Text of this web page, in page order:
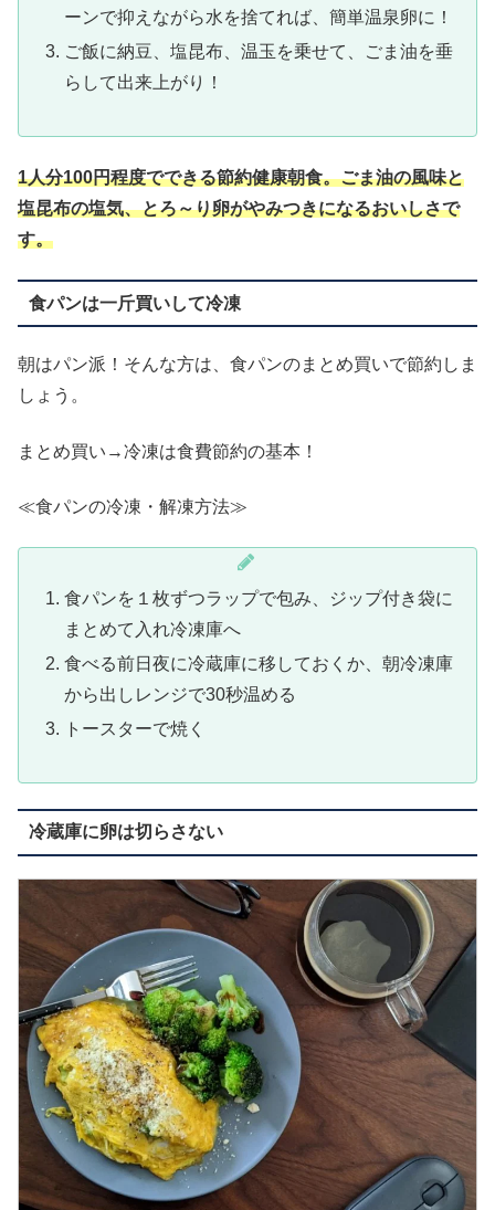
ーンで抑えながら水を捨てれば、簡単温泉卵に！
ご飯に納豆、塩昆布、温玉を乗せて、ごま油を垂
らして出来上がり！
1人分100円程度でできる節約健康朝食。ごま油の風味と
塩昆布の塩気、とろ～り卵がやみつきになるおいしさで
す。
食パンは一斤買いして冷凍
朝はパン派！そんな方は、食パンのまとめ買いで節約しま
しょう。
まとめ買い→冷凍は食費節約の基本！
≪食パンの冷凍・解凍方法≫
食パンを１枚ずつラップで包み、ジップ付き袋に
まとめて入れ冷凍庫へ
食べる前日夜に冷蔵庫に移しておくか、朝冷凍庫
から出しレンジで30秒温める
トースターで焼く
冷蔵庫に卵は切らさない